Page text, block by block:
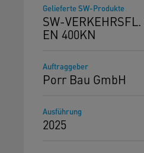
Gelieferte SW-Produkte
SW-
EN 400KN
Auftraggeber
Porr Bau GmbH
Ausführung
2025